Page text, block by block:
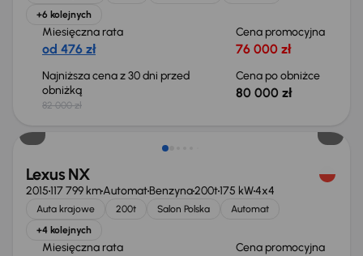
+6 kolejnych
Miesięczna rata
od 476 zł
Cena promocyjna
76 000 zł
Najniższa cena z 30 dni przed
obniżką
82 000 zł
Cena po obniżce
80 000 zł
Taniej o 1 000 zł
Lexus NX
2015117 799 kmAutomatBenzyna200t175 kW4x4
Auta krajowe 200t Salon Polska
Automat
+4 kolejnych
Miesięczna rata Cena promocyjna